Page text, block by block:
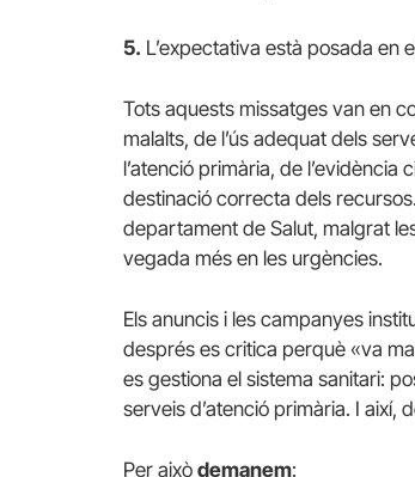
5. L’expectativa està posada en
Tots aquests missatges van en
malalts, de l’ús adequat dels
l’atenció primària, de
destinació correcta dels
departament de Salut, malgrat
vegada més en les urgències.
Els anuncis i les campanyes
després es critica perquè «va
es gestiona el sistema sanitari:
serveis d’atenció primària. I així,
Per això demanem: